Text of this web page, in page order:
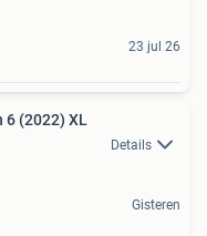
23 jul 26
6 (2022) XL
Details
Gisteren